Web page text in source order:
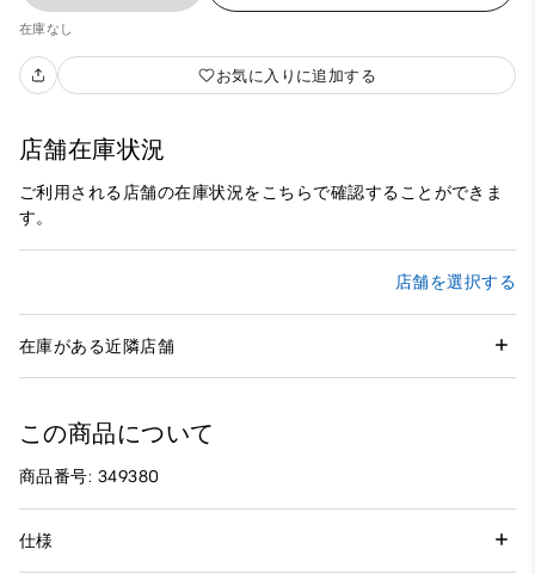
在庫なし
お気に入りに追加する
店舗在庫状況
ご利用される店舗の在庫状況をこちらで確認することができま
す。
店舗を選択する
在庫がある近隣店舗
この商品について
商品番号: 349380
仕様